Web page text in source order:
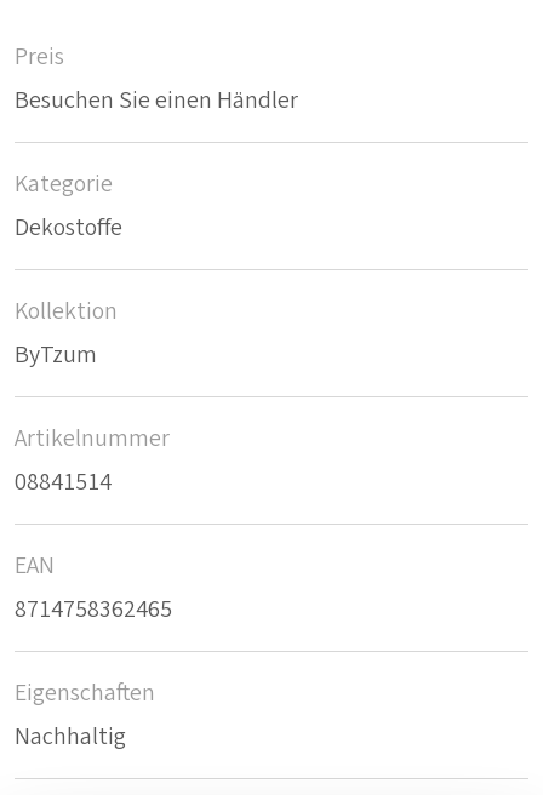
Preis
Besuchen Sie einen Händler
Kategorie
Dekostoffe
Kollektion
ByTzum
Artikelnummer
08841514
EAN
8714758362465
Eigenschaften
Nachhaltig